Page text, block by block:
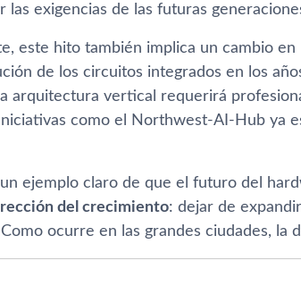
las exigencias de las futuras
este hito también implica un cambio
de los circuitos integrados en los
arquitectura vertical requerirá
como el Northwest-AI-Hub ya
un ejemplo claro de que el futuro del
del crecimiento: dejar de
ocurre en las grandes ciudades, la